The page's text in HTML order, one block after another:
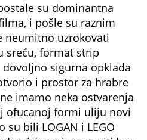
su dominantna
i pošle su raznim
neumitno uzrokovati
sreću, format strip
sigurna opklada
i prostor za hrabre
imamo neka ostvarenja
ofucanoj formi uliju novi
su bili LOGAN i LEGO